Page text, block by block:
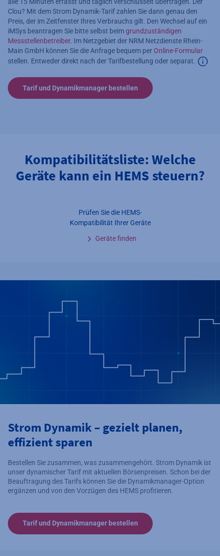
Clou? Mit dem Strom Dynamik-Tarif zahlen Sie dann genau den
Preis, der im Zeitfenster Ihres Verbrauchs gilt. Den Wechsel auf ein
iMSys beantragen Sie bitte selbst beimgrundzuständigen
Messstellenbetreiber. Im Netzgebiet der NRM Netzdienste Rhein-
Main GmbH können Sie die Anfrage bequem per Online-Formular
stellen. Entweder direkt nach der Tarifbestellung oder separat.
Tarif und Dynamikmanager bestellen
Kompatibilitätsliste: Welche
Geräte kann ein HEMS steuern?
Prüfen Sie die HEMS-
Kompatibilität Ihrer Geräte
Geräte finden
Strom Dynamik – gezielt planen,
effizient sparen
Bestellen Sie zusammen, was zusammengehört. Strom Dynamik ist
unser dynamischer Tarif mit aktuellen Börsenpreisen. Schon bei der
Beauftragung des Tarifs können Sie die Dynamikmanager-Option
ergänzen und von den Vorzügen des HEMS profitieren.
Tarif und Dynamikmanager bestellen